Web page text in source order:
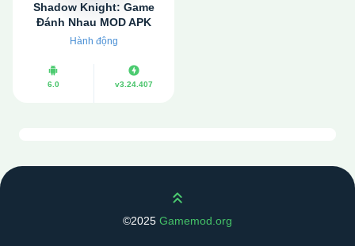
Shadow Knight: Game
Đánh Nhau MOD APK
v3.24.407 (Bất tử, Tăng
Hành động
6.0 v3.24.407
Scroll up
©2025 Gamemod.org